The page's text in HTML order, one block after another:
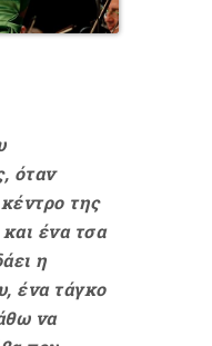
όταν
της
ένα τσα
η
ένα τάγκο
να